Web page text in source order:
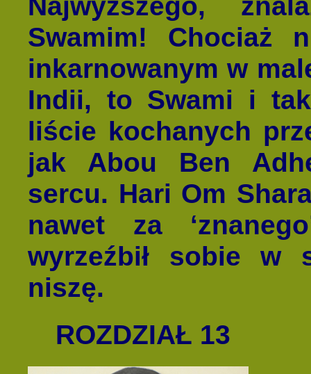
Swamim! Chociaż
inkarnowanym w
Indii, to Swami i
liście kochanych
jak Abou Ben
sercu. Hari Om
nawet za
wyrzeźbił sobie w
niszę.
ROZDZIAŁ 13